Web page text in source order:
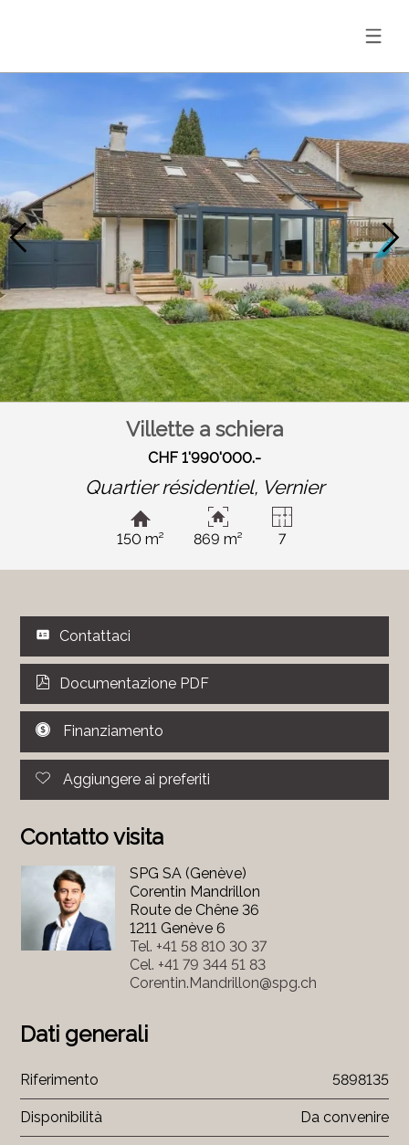
Villette a schiera
CHF 1'990'000.-
Quartier résidentiel, Vernier
150 m² 869 m² 7
Contattaci
Documentazione PDF
Finanziamento
Aggiungere ai preferiti
Contatto visita
SPG SA (Genève)
Corentin Mandrillon
Route de Chêne 36
1211 Genève 6
Tel. +41 58 810 30 37
Cel. +41 79 344 51 83
Corentin.Mandrillon@spg.ch
Dati generali
Riferimento 5898135
Disponibilità Da convenire